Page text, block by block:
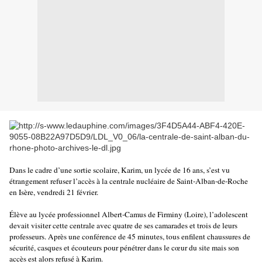
Dans le cadre d’une sortie scolaire, Karim, un lycée de 16 ans, s’est vu
étrangement refuser l’accès à la centrale nucléaire de Saint-Alban-de-Roche
en Isère, vendredi 21 février.
Élève au lycée professionnel Albert-Camus de Firminy (Loire), l’adolescent
devait visiter cette centrale avec quatre de ses camarades et trois de leurs
professeurs. Après une conférence de 45 minutes, tous enfilent chaussures de
sécurité, casques et écouteurs pour pénétrer dans le cœur du site mais son
accès est alors refusé à Karim.